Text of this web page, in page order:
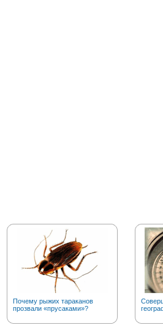
Почему рыжих тараканов
прозвали «прусаками»?